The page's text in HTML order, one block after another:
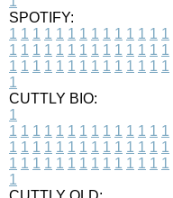
SPOTIFY:
1 1 1 1 1 1 1 1 1 1 1 1 1 1
1 1 1 1 1 1 1 1 1 1 1 1 1 1
1 1 1 1 1 1 1 1 1 1 1 1 1 1
1
CUTTLY BIO:
1
1 1 1 1 1 1 1 1 1 1 1 1 1 1
1 1 1 1 1 1 1 1 1 1 1 1 1 1
1 1 1 1 1 1 1 1 1 1 1 1 1 1
1